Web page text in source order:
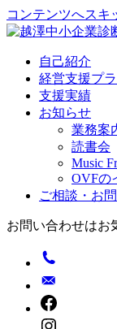
コンテンツへスキ
自己紹介
経営支援プ
支援実績
お知らせ
業務案
読書会
Music
OVFの
ご相談・お
お問い合わせはお